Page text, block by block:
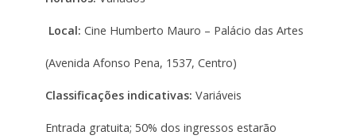
Local: Cine Humberto Mauro – Palácio das Artes
(Avenida Afonso Pena, 1537, Centro)
Classificações indicativas: Variáveis
Entrada gratuita; 50% dos ingressos estarão